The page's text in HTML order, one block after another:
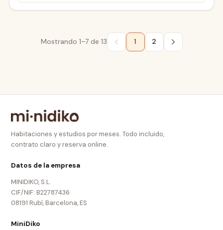
Mostrando 1–7 de 13 1 2
Habitaciones y estudios por meses. Todo incluido,
contrato claro y reserva online.
Datos de la empresa
MINIDIKO, S.L.
CIF/NIF: B22787436
08191 Rubí, Barcelona, ES
MiniDiko